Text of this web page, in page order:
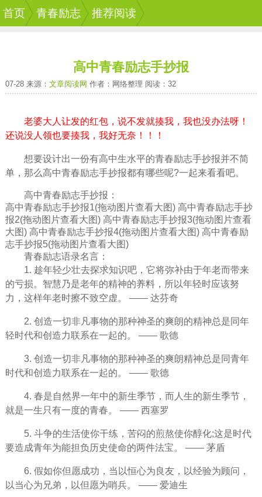
首页 青春励志 推荐阅读
高中青春励志手抄报
07-28 来源： 文章阅读网 作者：网络整理 阅读：32
老婆大人让发的红包，说不发就揍我，我也没办法呀！
还说没人领也要揍我，我好无奈！！！
想要设计出一份有高中生水平的青春励志手抄报并不简
单，那么高中青春励志手抄报都有哪些呢?一起来看看吧。
高中青春励志手抄报：
高中青春励志手抄报1(拖动图片查看大图) 高中青春励志手抄
报2(拖动图片查看大图) 高中青春励志手抄报3(拖动图片查看
大图) 高中青春励志手抄报4(拖动图片查看大图) 高中青春励
志手抄报5(拖动图片查看大图)
青春励志语录名言：
1. 趁年轻少壮去探求知识吧，它将弥补由于年老而带来
的亏损。 智慧乃是老年的精神的养料，所以年轻时应该努
力 ，这样年老时擦不致空虚。 —— 达芬奇
2. 创造一切非凡事物的那种神圣的爽朗的精神总是同年
轻时代和创造力联系在一起的。 —— 歌德
3. 创造一切非凡事物的那种神圣的爽朗精神总是同青年
时代和创造力联系在一起的。 —— 歌德
4. 春是自然界一年中的新生季节，而 人生的新生季节，
就是一生只有一度的青春。 —— 西塞罗
5. 斗争的生活使你干练，苦闷的煎熬使你醇化;这是时代
要造成青年为能担负历史使命的两件法宝。 —— 茅盾
6. 假如你但愿成功 ，当以恒心为良友，以经验为顾问，
以当心为兄弟，以但愿为哨兵。 —— 爱迪生